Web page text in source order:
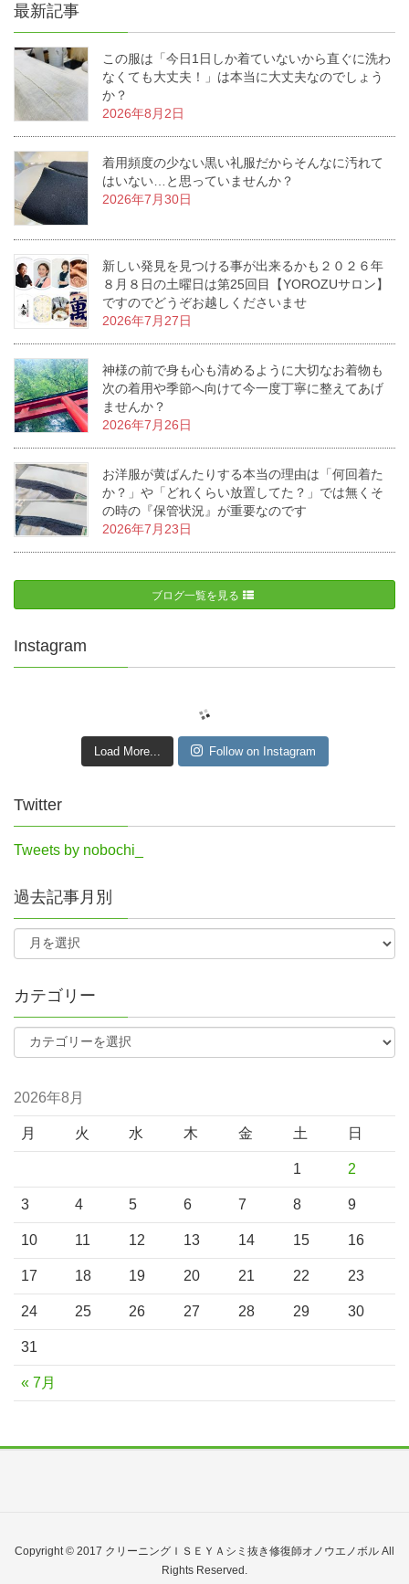
最新記事
この服は「今日1日しか着ていないから直ぐに洗わ
なくても大丈夫！」は本当に大丈夫なのでしょう
か？
2026年8月2日
着用頻度の少ない黒い礼服だからそんなに汚れて
はいない…と思っていませんか？
2026年7月30日
新しい発見を見つける事が出来るかも２０２６年
８月８日の土曜日は第25回目【YOROZUサロン】
ですのでどうぞお越しくださいませ
2026年7月27日
神様の前で身も心も清めるように大切なお着物も
次の着用や季節へ向けて今一度丁寧に整えてあげ
ませんか？
2026年7月26日
お洋服が黄ばんたりする本当の理由は「何回着た
か？」や「どれくらい放置してた？」では無くそ
の時の『保管状況』が重要なのです
2026年7月23日
ブログ一覧を見る
Instagram
Load More... Follow on Instagram
Twitter
Tweets by nobochi_
過去記事月別
カテゴリー
2026年8月
月 火 水 木 金 土 日
« 7月
1 2
3 4 5 6 7 8 9
10 11 12 13 14 15 16
17 18 19 20 21 22 23
24 25 26 27 28 29 30
31
Copyright © 2017 クリーニングＩＳＥＹＡシミ抜き修復師オノウエノボル All
Rights Reserved.